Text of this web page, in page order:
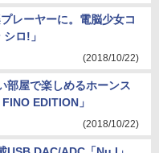
レーヤーに。電脳少女コ
ロ!」
(2018/10/22)
屋で楽しめるホーンス
EDITION」
(2018/10/22)